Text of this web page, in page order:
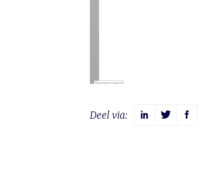
Deel via: